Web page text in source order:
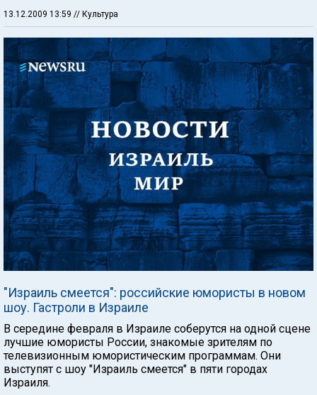
13.12.2009 13:59 // Культура
"Израиль смеется": российские юмористы в новом
шоу. Гастроли в Израиле
В середине февраля в Израиле соберутся на одной сцене
лучшие юмористы России, знакомые зрителям по
телевизионным юмористическим программам. Они
выступят с шоу "Израиль смеется" в пяти городах
Израиля.